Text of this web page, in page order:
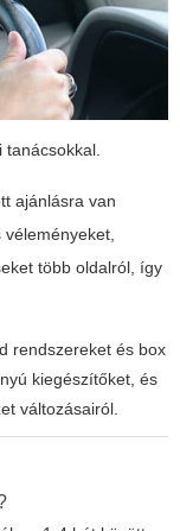
ajánlásra van
több oldalról, így
rendszereket és box
kiegészítőket, és
változásairól.